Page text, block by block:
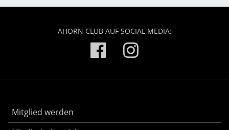
AHORN CLUB AUF SOCIAL MEDIA:
Mitglied werden